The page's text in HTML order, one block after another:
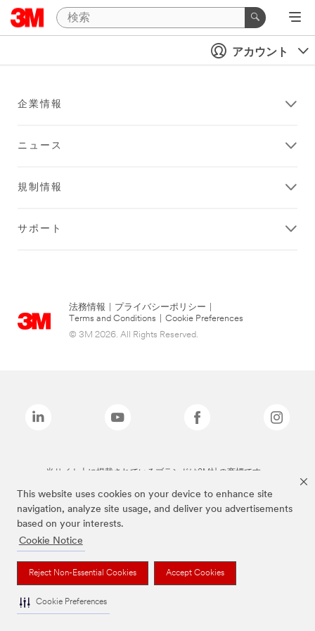
This website uses cookies on your device to enhance site
navigation, analyze site usage, and deliver you advertisements
based on your interests.
Cookie Notice
Reject Non-Essential Cookies Accept Cookies
Cookie Preferences
アカウント
企業情報
ニュース
規制情報
サポート
法務情報 プライバシーポリシー
Terms and Conditions
Cookie Preferences
© 3M 2026. All Rights Reserved.
当サイト上に掲載されているブランドは3M社の商標です。